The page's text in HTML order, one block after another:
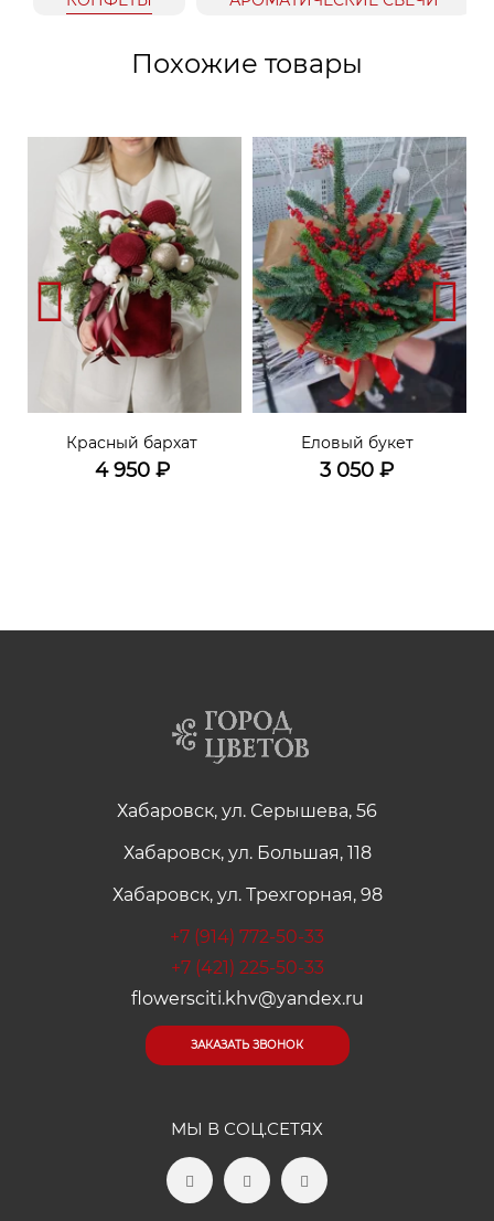
Похожие товары
Красный бархат
4 950₽
Еловый букет
3 050 ₽
Хабаровск, ул. Серышева, 56
Хабаровск, ул. Большая, 118
Хабаровск, ул. Трехгорная, 98
+7 (914) 772-50-33
+7 (421) 225-50-33
flowersciti.khv@yandex.ru
ЗАКАЗАТЬ ЗВОНОК
МЫ В СОЦ.СЕТЯХ